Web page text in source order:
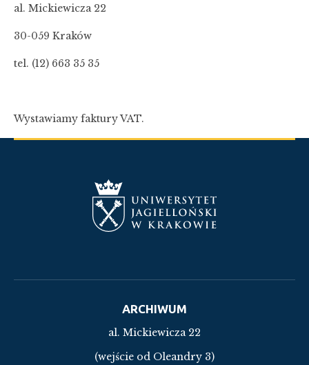
al. Mickiewicza 22
30-059 Kraków
tel. (12) 663 35 35
Wystawiamy faktury VAT.
ARCHIWUM
al. Mickiewicza 22
(wejście od Oleandry 3)